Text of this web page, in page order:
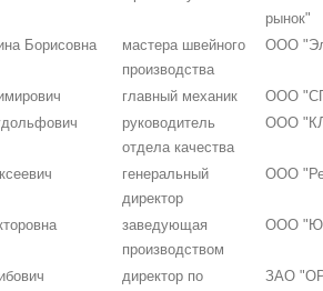
рынок"
Борисовна
мастера швейного
производства
ООО
главный механик
ООО
руководитель
отдела качества
ООО
генеральный
директор
ООО
заведующая
производством
ООО
директор по
ЗАО